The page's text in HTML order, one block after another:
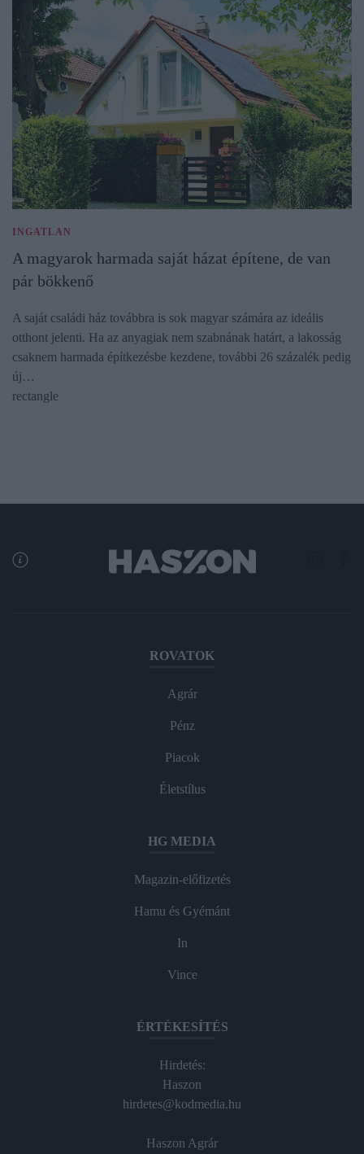
INGATLAN
A magyarok harmada saját házat építene, de van
pár bökkenő
A saját családi ház továbbra is sok magyar számára az ideális
otthont jelenti. Ha az anyagiak nem szabnának határt, a lakosság
csaknem harmada építkezésbe kezdene, további 26 százalék pedig
új…
rectangle
ROVATOK
Agrár
Pénz
Piacok
Életstílus
HG MEDIA
Magazin-előfizetés
Hamu és Gyémánt
In
Vince
ÉRTÉKESÍTÉS
Hirdetés:
Haszon
hirdetes@kodmedia.hu
Haszon Agrár